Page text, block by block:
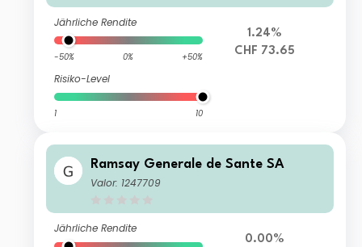
Jährliche Rendite
-50% 0% +50%
Risiko-Level
1 10
1.24%
CHF 73.65
Ramsay Generale de Sante SA
Valor: 1247709
Jährliche Rendite
0.00%